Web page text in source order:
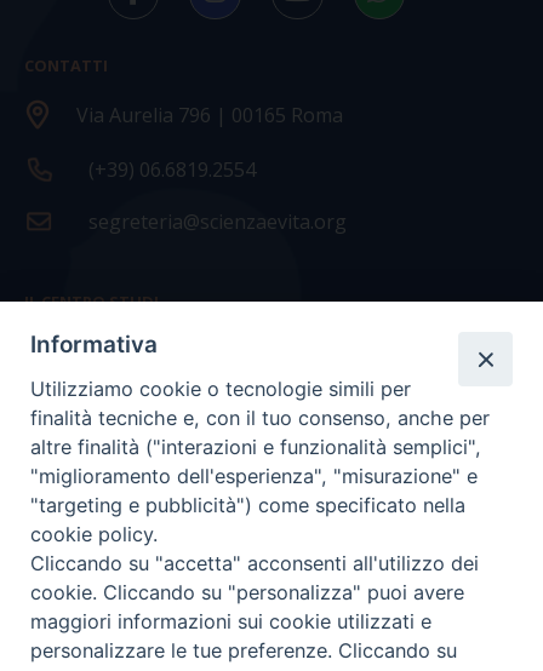
CONTATTI
Via Aurelia 796 | 00165 Roma
(+39) 06.6819.2554
segreteria@scienzaevita.org
IL CENTRO STUDI
La nostra storia
Statuto
Presidenza e ufficio presidenza
Consiglio scientifico
Coordinamento nazionale
Informativa
Utilizziamo cookie o tecnologie simili per
finalità tecniche e, con il tuo consenso, anche per
altre finalità ("interazioni e funzionalità semplici",
"miglioramento dell'esperienza", "misurazione" e
"targeting e pubblicità") come specificato nella
cookie policy.
Cliccando su "accetta" acconsenti all'utilizzo dei
cookie. Cliccando su "personalizza" puoi avere
maggiori informazioni sui cookie utilizzati e
personalizzare le tue preferenze. Cliccando su